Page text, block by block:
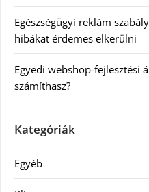
Egészségügyi reklám
hibákat érdemes elkerülni
Egyedi webshop-fejlesztési
számíthasz?
Kategóriák
Egyéb